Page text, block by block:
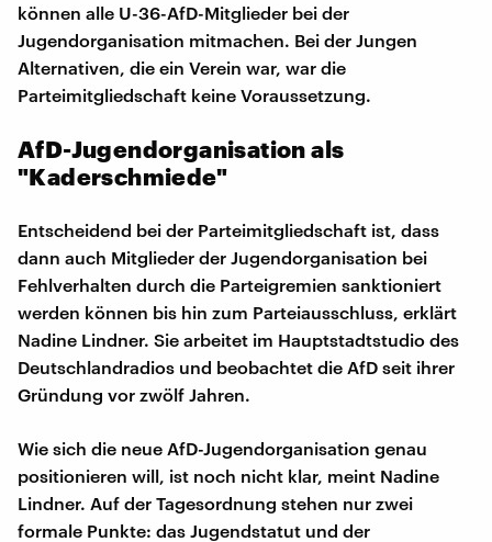
können alle U-36-AfD-Mitglieder bei der
Jugendorganisation mitmachen. Bei der Jungen
Alternativen, die ein Verein war, war die
Parteimitgliedschaft keine Voraussetzung.
AfD-Jugendorganisation als
"Kaderschmiede"
Entscheidend bei der Parteimitgliedschaft ist, dass
dann auch Mitglieder der Jugendorganisation bei
Fehlverhalten durch die Parteigremien sanktioniert
werden können bis hin zum Parteiausschluss, erklärt
Nadine Lindner. Sie arbeitet im Hauptstadtstudio des
Deutschlandradios und beobachtet die AfD seit ihrer
Gründung vor zwölf Jahren.
Wie sich die neue AfD-Jugendorganisation genau
positionieren will, ist noch nicht klar, meint Nadine
Lindner. Auf der Tagesordnung stehen nur zwei
formale Punkte: das Jugendstatut und der